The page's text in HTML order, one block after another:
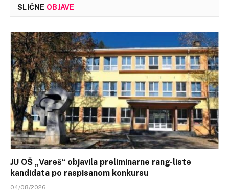
SLIČNE OBJAVE
JU OŠ „Vareš“ objavila preliminarne rang-liste
kandidata po raspisanom konkursu
04/08/2026